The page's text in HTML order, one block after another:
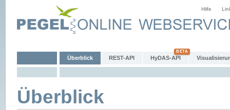
Hilfe
Überblick REST-API HyDAS-API
Überblick